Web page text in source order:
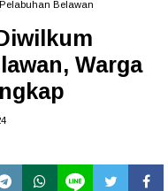
Belawan
Warga